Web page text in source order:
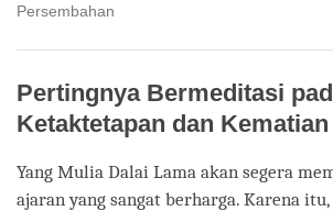
Persembahan
Pertingnya Bermeditasi
Ketaktetapan dan Kematian
Yang Mulia Dalai Lama akan segera
ajaran yang sangat berharga. Karena